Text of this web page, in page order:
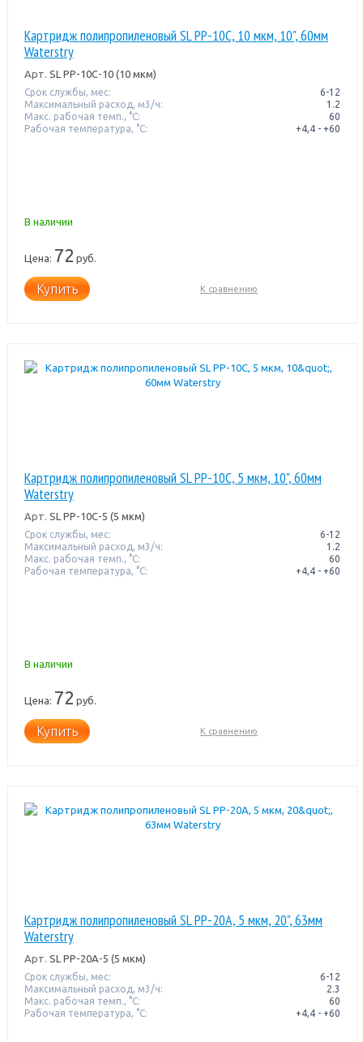
Картридж полипропиленовый SL PP-10C, 10 мкм, 10", 60мм
Waterstry
Арт. SL PP-10C-10 (10 мкм)
Срок службы, мес:
6-12
Максимальный расход, м3/ч:
1.2
Макс. рабочая темп., °С:
60
Рабочая температура, °C:
+4,4 - +60
В наличии
Цена: 72 руб.
Купить К сравнению
Картридж полипропиленовый SL PP-10C, 5 мкм, 10", 60мм
Waterstry
Арт. SL PP-10C-5 (5 мкм)
Срок службы, мес:
6-12
Максимальный расход, м3/ч:
1.2
Макс. рабочая темп., °С:
60
Рабочая температура, °C:
+4,4 - +60
В наличии
Цена: 72 руб.
Купить К сравнению
Картридж полипропиленовый SL PP-20A, 5 мкм, 20", 63мм
Waterstry
Арт. SL PP-20A-5 (5 мкм)
Срок службы, мес:
6-12
Максимальный расход, м3/ч:
2.3
Макс. рабочая темп., °С:
60
Рабочая температура, °C:
+4,4 - +60